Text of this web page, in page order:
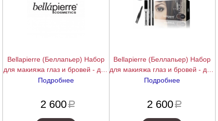
Bellapierre (Беллапьер) Набор
для макияжа глаз и бровей - для
блондинок (Eye & Brow Complete
Подробнее
2 600a
Bellapierre (Беллапьер) Набор
для макияжа глаз и бровей - для
брюнеток и шатенок (Eye & Brow
Подробнее
2 600a